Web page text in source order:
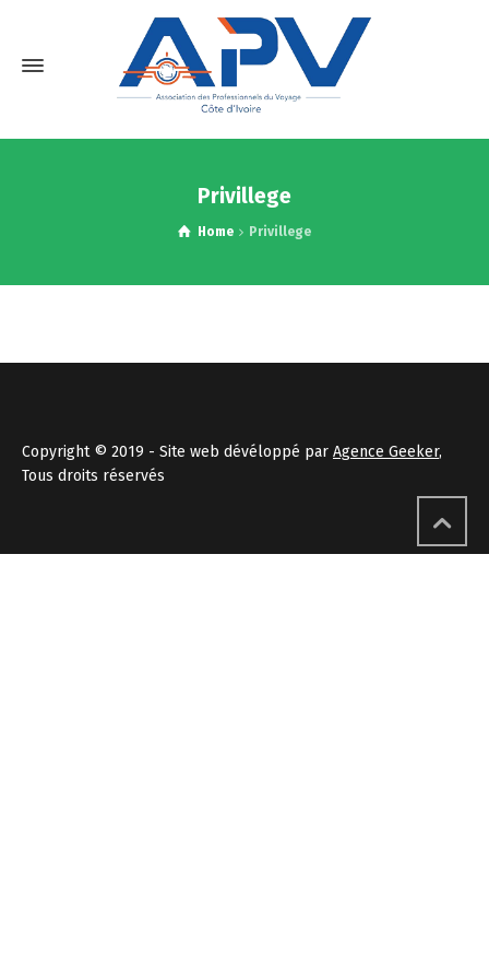
Privillege
Home Privillege
Copyright © 2019 - Site web dévéloppé par Agence Geeker,
Tous droits réservés